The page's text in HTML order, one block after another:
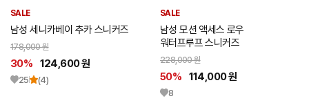
SALE
남성 세니카베이 추카 스니커즈
178,000 원
30% 124,600 원
25 (4)
SALE
남성 모션 액세스 로우
워터프루프 스니커즈
228,000 원
50% 114,000 원
8